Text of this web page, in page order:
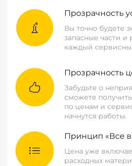
Прозрачность
Вы точно будете
запасные части и
каждый
Прозрачность
Забудьте о
сможете
по ценам и
начнутся работы.
Принцип «Все
Цена уже
расходных